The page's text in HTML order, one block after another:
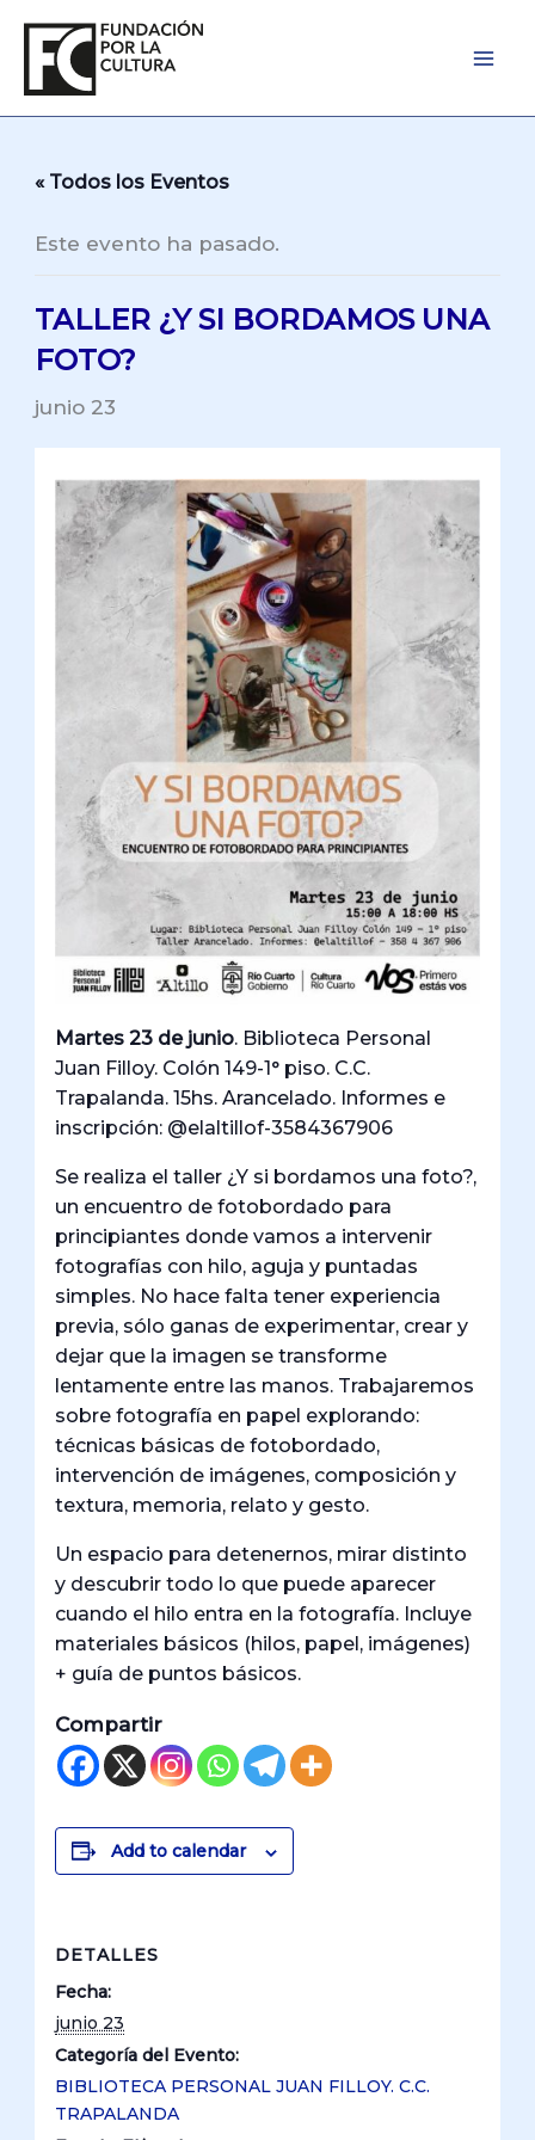
contenido
« Todos los Eventos
Este evento ha pasado.
TALLER ¿Y SI BORDAMOS UNA
FOTO?
junio 23
Martes 23 de junio. Biblioteca Personal
Juan Filloy. Colón 149-1° piso. C.C.
Trapalanda. 15hs. Arancelado. Informes e
inscripción: @elaltillof-3584367906
Se realiza el taller ¿Y si bordamos una foto?,
un encuentro de fotobordado para
principiantes donde vamos a intervenir
fotografías con hilo, aguja y puntadas
simples. No hace falta tener experiencia
previa, sólo ganas de experimentar, crear y
dejar que la imagen se transforme
lentamente entre las manos. Trabajaremos
sobre fotografía en papel explorando:
técnicas básicas de fotobordado,
intervención de imágenes, composición y
textura, memoria, relato y gesto.
Un espacio para detenernos, mirar distinto
y descubrir todo lo que puede aparecer
cuando el hilo entra en la fotografía. Incluye
materiales básicos (hilos, papel, imágenes)
+ guía de puntos básicos.
Compartir
Add to calendar
DETALLES
Fecha:
junio 23
Categoría del Evento:
BIBLIOTECA PERSONAL JUAN FILLOY. C.C.
TRAPALANDA